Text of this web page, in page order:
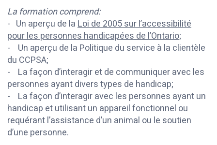
La formation comprend:
- Un aperçu de laLoi de 2005 sur l’accessibilité
pour les personnes handicapées de l’Ontario;
- Un aperçu de la Politique du service à la clientèle
du CCPSA;
- La façon d’interagir et de communiquer avec les
personnes ayant divers types de handicap;
- La façon d’interagir avec les personnes ayant un
handicap et utilisant un appareil fonctionnel ou
requérant l’assistance d’un animal ou le soutien
d’une personne.